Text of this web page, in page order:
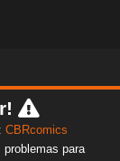
CBRcomics
para